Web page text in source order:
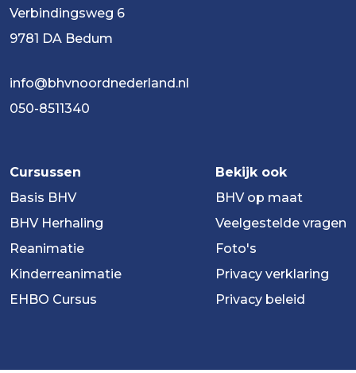
Verbindingsweg 6
9781 DA Bedum
info@bhvnoordnederland.nl
050-8511340
Cursussen
Basis BHV
BHV Herhaling
Reanimatie
Kinderreanimatie
EHBO Cursus
Bekijk ook
BHV op maat
Veelgestelde vragen
Foto's
Privacy verklaring
Privacy beleid